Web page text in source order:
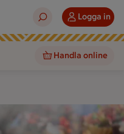
Logga in
Handla online
en ostbricka med